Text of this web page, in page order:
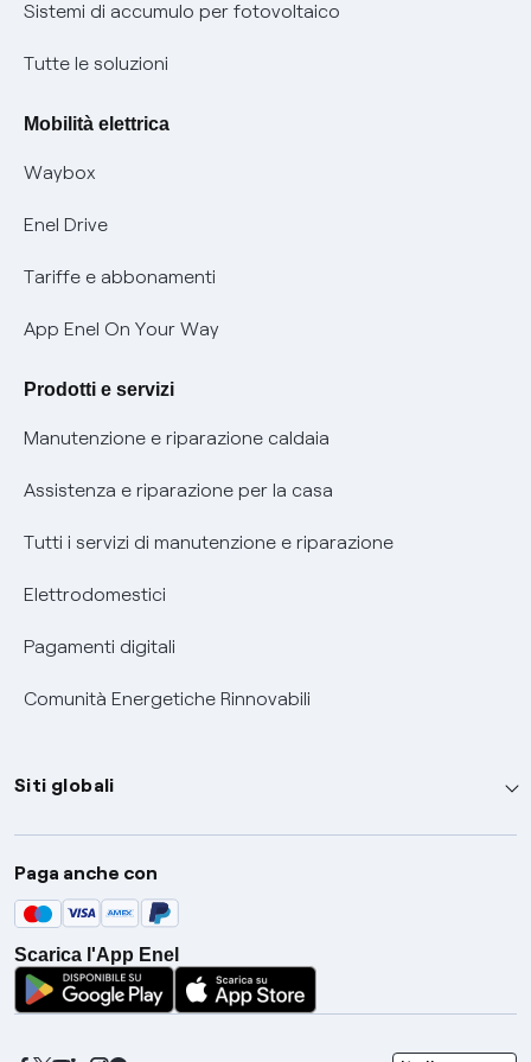
Condizioni generali di contratto prodotti e servizi
Certificazioni
Nuove regole europee per la protezione dei dati
Offerte Placet non vulnerabili
Offerta Tutela Vulnerabilità Gas
Mobilità Elettrica
Phishing e truffe online
Verifica chi ti ha chiamato
Informativa RAEE
Sistemi di accumulo per fotovoltaico
Tutte le soluzioni
Mobilità elettrica
Waybox
Enel Drive
Tariffe e abbonamenti
App Enel On Your Way
Prodotti e servizi
Manutenzione e riparazione caldaia
Assistenza e riparazione per la casa
Tutti i servizi di manutenzione e riparazione
Elettrodomestici
Pagamenti digitali
Comunità Energetiche Rinnovabili
Siti globali
Enel Group
Enel Green Power
Global Trading
Global Procurement
Gridspertise
Paga anche con
Scarica l'App Enel